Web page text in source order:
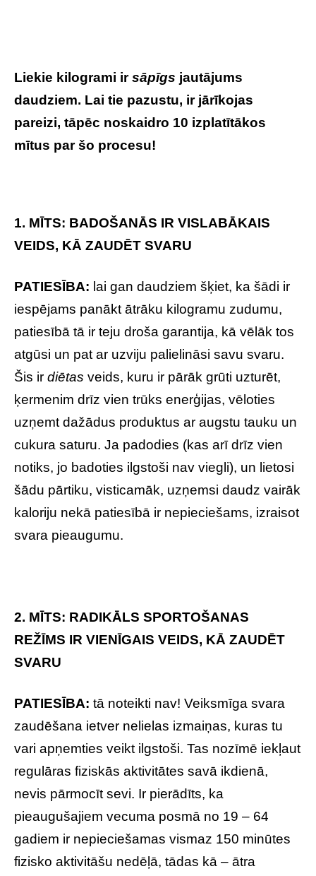
Liekie kilogrami irsāpīgs jautājums
daudziem. Lai tie pazustu, ir jārīkojas
pareizi, tāpēc noskaidro 10 izplatītākos
mītus par šo procesu!
1. MĪTS: BADOŠANĀS IR VISLABĀKAIS
VEIDS, KĀ ZAUDĒT SVARU
PATIESĪBA: lai gan daudziem šķiet, ka šādi ir
iespējams panākt ātrāku kilogramu zudumu,
patiesībā tā ir teju droša garantija, kā vēlāk tos
atgūsi un pat ar uzviju palielināsi savu svaru.
Šis ir diētas veids, kuru ir pārāk grūti uzturēt,
ķermenim drīz vien trūks enerģijas, vēloties
uzņemt dažādus produktus ar augstu tauku un
cukura saturu. Ja padodies (kas arī drīz vien
notiks, jo badoties ilgstoši nav viegli), un lietosi
šādu pārtiku, visticamāk, uzņemsi daudz vairāk
kaloriju nekā patiesībā ir nepieciešams, izraisot
svara pieaugumu.
2. MĪTS: RADIKĀLS SPORTOŠANAS
REŽĪMS IR VIENĪGAIS VEIDS, KĀ ZAUDĒT
SVARU
PATIESĪBA: tā noteikti nav! Veiksmīga svara
zaudēšana ietver nelielas izmaiņas, kuras tu
vari apņemties veikt ilgstoši. Tas nozīmē iekļaut
regulāras fiziskās aktivitātes savā ikdienā,
nevis pārmocīt sevi. Ir pierādīts, ka
pieaugušajiem vecuma posmā no 19 – 64
gadiem ir nepieciešamas vismaz 150 minūtes
fizisko aktivitāšu nedēļā, tādas kā – ātra